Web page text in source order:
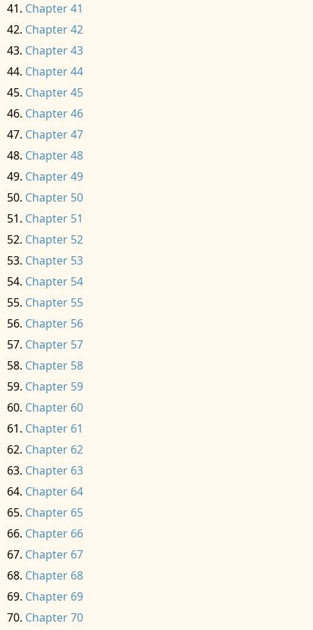
Chapter 41
Chapter 42
Chapter 43
Chapter 44
Chapter 45
Chapter 46
Chapter 47
Chapter 48
Chapter 49
Chapter 50
Chapter 51
Chapter 52
Chapter 53
Chapter 54
Chapter 55
Chapter 56
Chapter 57
Chapter 58
Chapter 59
Chapter 60
Chapter 61
Chapter 62
Chapter 63
Chapter 64
Chapter 65
Chapter 66
Chapter 67
Chapter 68
Chapter 69
Chapter 70